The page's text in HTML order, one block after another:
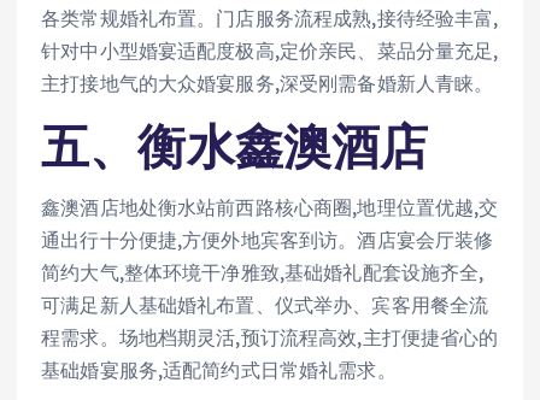
各类常规婚礼布置。门店服务流程成熟,接待经验丰富,
针对中小型婚宴适配度极高,定价亲民、菜品分量充足,
主打接地气的大众婚宴服务,深受刚需备婚新人青睐。
五、衡水鑫澳酒店
鑫澳酒店地处衡水站前西路核心商圈,地理位置优越,交
通出行十分便捷,方便外地宾客到访。酒店宴会厅装修
简约大气,整体环境干净雅致,基础婚礼配套设施齐全,
可满足新人基础婚礼布置、仪式举办、宾客用餐全流
程需求。场地档期灵活,预订流程高效,主打便捷省心的
基础婚宴服务,适配简约式日常婚礼需求。